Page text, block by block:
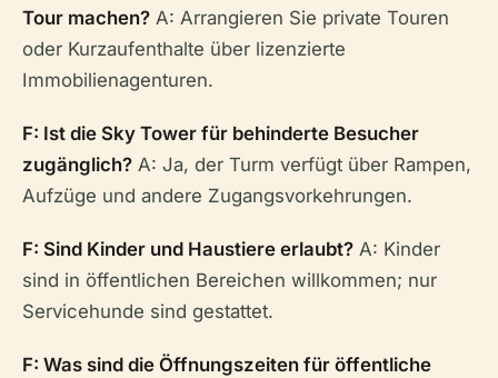
Tour machen? A: Arrangieren Sie private Touren
oder Kurzaufenthalte über lizenzierte
Immobilienagenturen.
F: Ist die Sky Tower für behinderte Besucher
zugänglich? A: Ja, der Turm verfügt über Rampen,
Aufzüge und andere Zugangsvorkehrungen.
F: Sind Kinder und Haustiere erlaubt? A: Kinder
sind in öffentlichen Bereichen willkommen; nur
Servicehunde sind gestattet.
F: Was sind die Öffnungszeiten für öffentliche